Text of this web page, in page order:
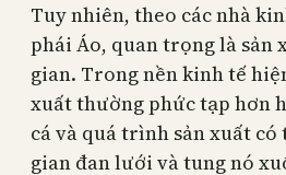
Tuy nhiên, theo các nhà
phái Áo, quan trọng là sản
gian. Trong nền kinh tế
xuất thường phức tạp hơn
cá và quá trình sản xuất
gian đan lưới và tung nó